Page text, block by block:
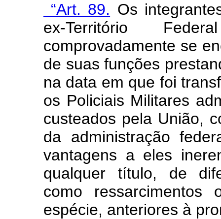
“Art. 89. Os
ex-Território
comprovadamente se
de suas funções
na data em que foi
os Policiais Militares
custeados pela União,
da administração
vantagens a eles
qualquer título, de
como ressarcimentos
espécie, anteriores à